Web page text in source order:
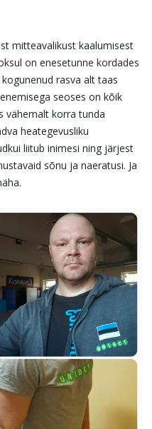
mitteavalikust kaalumisest
on enesetunne kordades
rasva alt taas
seoses on kõik
vähemalt korra tunda
heategevusliku
liitub inimesi ning järjest
sõnu ja naeratusi. Ja